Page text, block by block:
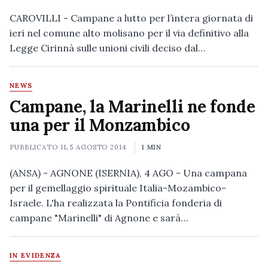
CAROVILLI - Campane a lutto per l’intera giornata di
ieri nel comune alto molisano per il via definitivo alla
Legge Cirinnà sulle unioni civili deciso dal…
NEWS
Campane, la Marinelli ne fonde
una per il Monzambico
PUBBLICATO IL5 AGOSTO 2014 1 MIN
(ANSA) - AGNONE (ISERNIA), 4 AGO - Una campana
per il gemellaggio spirituale Italia-Mozambico-
Israele. L'ha realizzata la Pontificia fonderia di
campane "Marinelli" di Agnone e sarà…
IN EVIDENZA